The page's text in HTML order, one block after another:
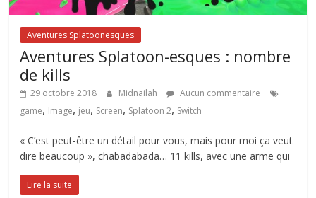
Aventures Splatoonesques
Aventures Splatoon-esques : nombre
de kills
29 octobre 2018 Midnailah
Aucun commentaire
game, Image, jeu, Screen, Splatoon 2, Switch
« C’est peut-être un détail pour vous, mais pour moi ça veut
dire beaucoup », chabadabada… 11 kills, avec une arme qui
Lire la suite